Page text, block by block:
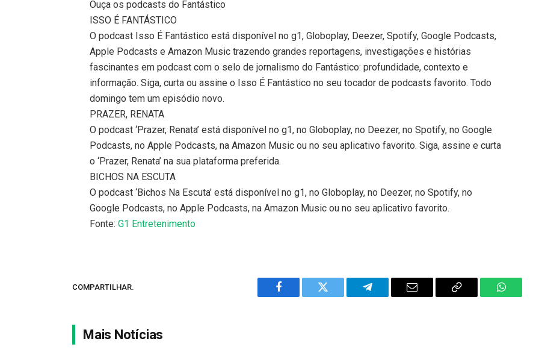
Ouça os podcasts do Fantástico
ISSO É FANTÁSTICO
O podcast Isso É Fantástico está disponível no g1, Globoplay, Deezer, Spotify, Google Podcasts,
Apple Podcasts e Amazon Music trazendo grandes reportagens, investigações e histórias
fascinantes em podcast com o selo de jornalismo do Fantástico: profundidade, contexto e
informação. Siga, curta ou assine o Isso É Fantástico no seu tocador de podcasts favorito. Todo
domingo tem um episódio novo.
PRAZER, RENATA
O podcast ‘Prazer, Renata’ está disponível no g1, no Globoplay, no Deezer, no Spotify, no Google
Podcasts, no Apple Podcasts, na Amazon Music ou no seu aplicativo favorito. Siga, assine e curta
o ‘Prazer, Renata’ na sua plataforma preferida.
BICHOS NA ESCUTA
O podcast ‘Bichos Na Escuta’ está disponível no g1, no Globoplay, no Deezer, no Spotify, no
Google Podcasts, no Apple Podcasts, na Amazon Music ou no seu aplicativo favorito.
Fonte:G1 Entretenimento
COMPARTILHAR.
Facebook Twitter Telegram Email
Copy
WhatsApp
Mais Notícias